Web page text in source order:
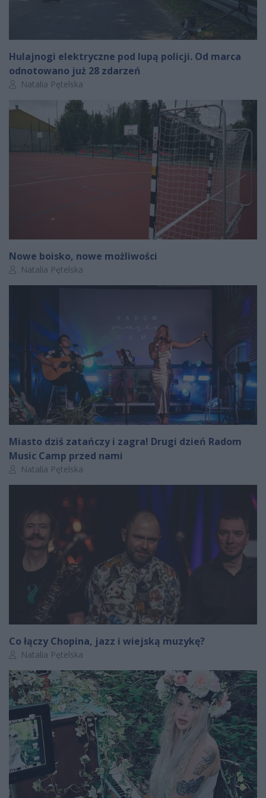
Hulajnogi elektryczne pod lupą policji. Od marca
odnotowano już 28 zdarzeń
Autor artykułu:
Natalia Pętelska
Nowe boisko, nowe możliwości
Autor artykułu:
Natalia Pętelska
Miasto dziś zatańczy i zagra! Drugi dzień Radom
Music Camp przed nami
Autor artykułu:
Natalia Pętelska
Co łączy Chopina, jazz i wiejską muzykę?
Autor artykułu:
Natalia Pętelska